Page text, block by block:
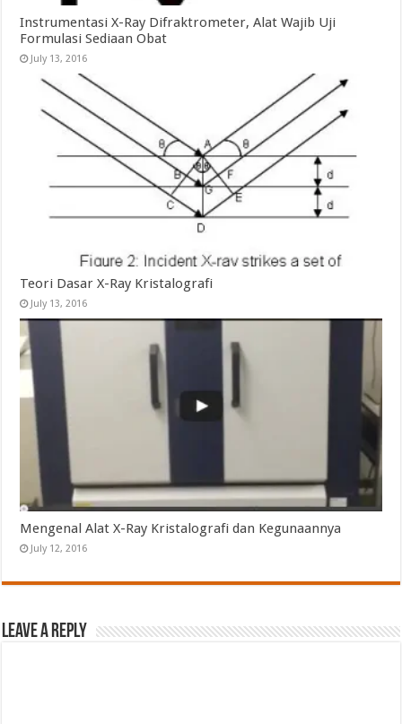
Instrumentasi X-Ray Difraktrometer, Alat Wajib Uji
Formulasi Sediaan Obat
July 13, 2016
Teori Dasar X-Ray Kristalografi
July 13, 2016
Mengenal Alat X-Ray Kristalografi dan Kegunaannya
July 12, 2016
Leave a Reply